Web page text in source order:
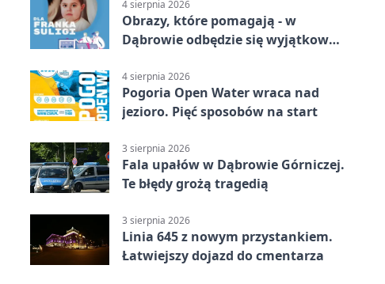
4 sierpnia 2026
Obrazy, które pomagają - w
Dąbrowie odbędzie się wyjątkowa
4 sierpnia 2026
Pogoria Open Water wraca nad
jezioro. Pięć sposobów na start
3 sierpnia 2026
Fala upałów w Dąbrowie Górniczej.
Te błędy grożą tragedią
3 sierpnia 2026
Linia 645 z nowym przystankiem.
Łatwiejszy dojazd do cmentarza